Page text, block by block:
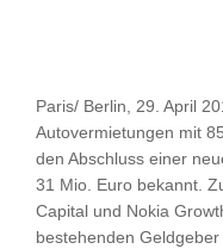
Paris/ Berlin, 29. April
Autovermietungen mit
den Abschluss einer
31 Mio. Euro bekannt.
Capital und Nokia
bestehenden